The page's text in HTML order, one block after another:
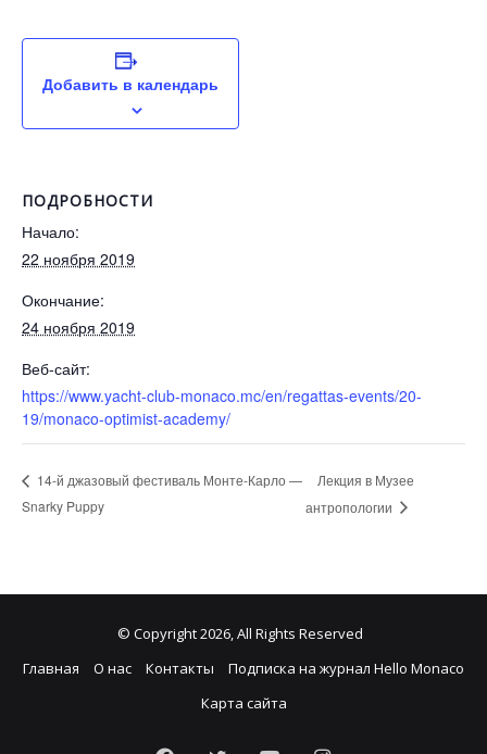
Добавить в календарь
ПОДРОБНОСТИ
Начало:
22 ноября 2019
Окончание:
24 ноября 2019
Веб-сайт:
https://www.yacht-club-monaco.mc/en/regattas-events/20-
19/monaco-optimist-academy/
14-й джазовый фестиваль Монте-Карло —
Snarky Puppy
Лекция в Музее
антропологии
© Copyright 2026, All Rights Reserved
Главная
О нас Контакты
Подписка на журнал Hello Monaco
Карта сайта